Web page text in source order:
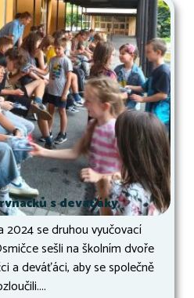
s deváťáky
2024 se druhou vyučovací
sešli na školním dvoře
a deváťáci, aby se společně